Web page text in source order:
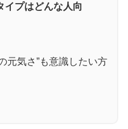
イプはどんな人向
元気さ”も意識したい方